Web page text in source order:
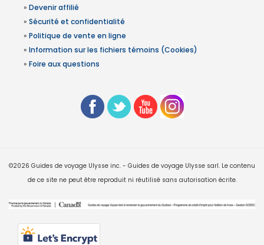
» Devenir affilié
» Sécurité et confidentialité
» Politique de vente en ligne
» Information sur les fichiers témoins (Cookies)
» Foire aux questions
©2026 Guides de voyage Ulysse inc. - Guides de voyage Ulysse sarl. Le contenu
de ce site ne peut être reproduit ni réutilisé sans autorisation écrite.